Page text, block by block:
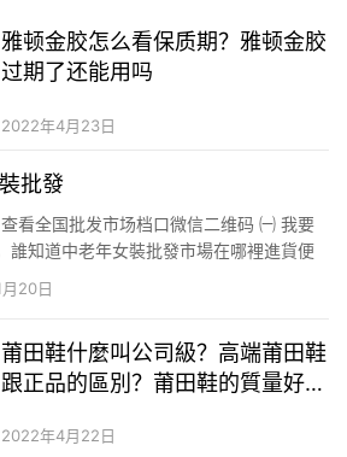
雅顿金胶怎么看保质期？雅顿金胶
过期了还能用吗
2022年4月23日
批發
看全国批发市场档口微信二维码 ㈠ 我要
誰知道中老年女裝批發市場在哪裡進貨便
有中年女裝批發 ㈡ 全國最大的中老年服裝
紅門 ㈢ 請問哪裡有中老年服裝批發 木犀
20日
莆田鞋什麼叫公司級？高端莆田鞋
跟正品的區別？莆田鞋的質量好嗎
2022年4月22日